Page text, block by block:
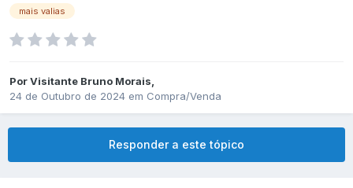
mais valias
PorVisitante Bruno Morais,
24 de Outubro de 2024 em Compra/Venda
Responder a este tópico